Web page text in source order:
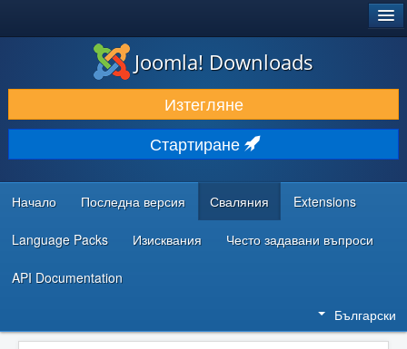
ИЗТЕГЛЯНЕ & РАЗШИРЯВАНЕ
ОТКРИВАЙТЕ & УЧЕТЕ
ОБЩНОСТ & ПОДДРЪЖКА
РЕСУРСИ ЗА РАЗРАБОТКА
Joomla! Downloads
Изтегляне
Стартиране
Начало Последна версия Сваляния Extensions
Language Packs Изисквания Често задавани въпроси
API Documentation
Български